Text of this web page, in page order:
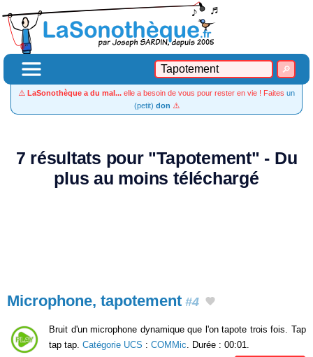
⚠️ LaSonothèque a du mal... elle a besoin de vous pour rester en vie ! Faites un
(petit) don ⚠️
7 résultats pour "Tapotement" - Du
plus au moins téléchargé
Microphone, tapotement #4
Bruit d'un microphone dynamique que l'on tapote trois fois. Tap
tap tap. Catégorie UCS : COMMic . Durée : 00:01.